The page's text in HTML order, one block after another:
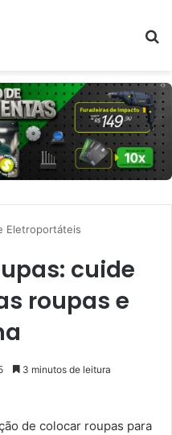
Eletroportáteis
cuide
roupas e
3 minutos de leitura
de colocar roupas para